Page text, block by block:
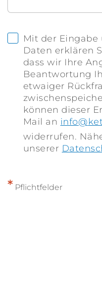
Mit der
Daten erklären
dass wir Ihre
Beantwortung
etwaiger
können dieser
Mail an info
widerrufen.
unserer
* Pflichtfelder